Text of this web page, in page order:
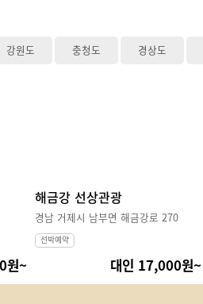
강원도 충청도 경상도
원~
해금강 선상관광
경남 거제시 남부면 해금강로 270
선박예약
대인 17,000원~